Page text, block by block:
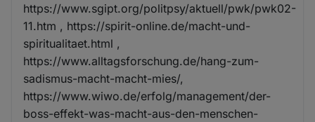
https://www.sgipt.org/politpsy/aktuell/pwk/pwk02-
11.htm , https://spirit-online.de/macht-und-
spiritualitaet.html ,
https://www.alltagsforschung.de/hang-zum-
sadismus-macht-macht-mies/,
https://www.wiwo.de/erfolg/management/der-
boss-effekt-was-macht-aus-den-menschen-